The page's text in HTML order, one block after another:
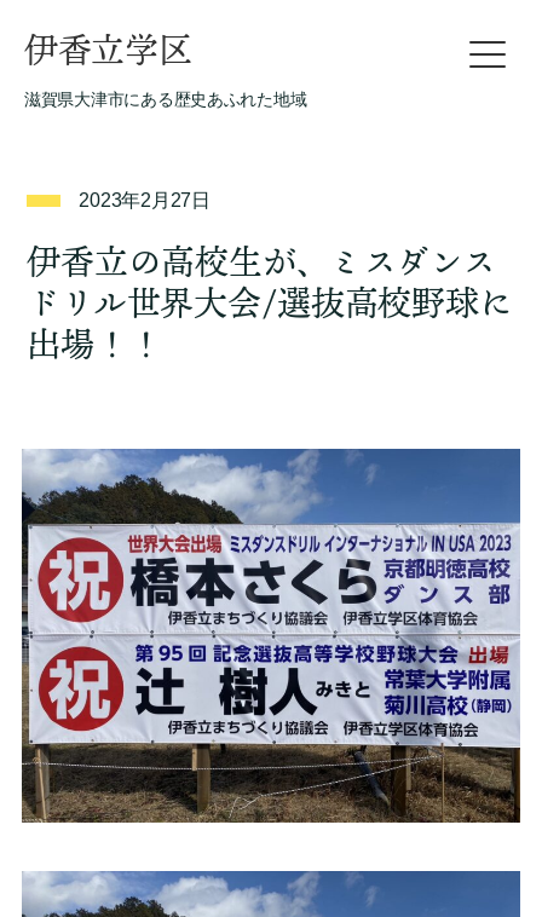
伊香立学区
滋賀県大津市にある歴史あふれた地域
2023年2月27日
伊香立の高校生が、ミスダンス
ドリル世界大会/選抜高校野球に
出場！！